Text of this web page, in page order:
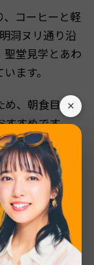
×
コーヒーと軽
洞ヌリ通り沿
聖堂見学とあわ
ます。
め、朝食目当て
すすめです。
が点在してい
て計画を立て
たカフェが向